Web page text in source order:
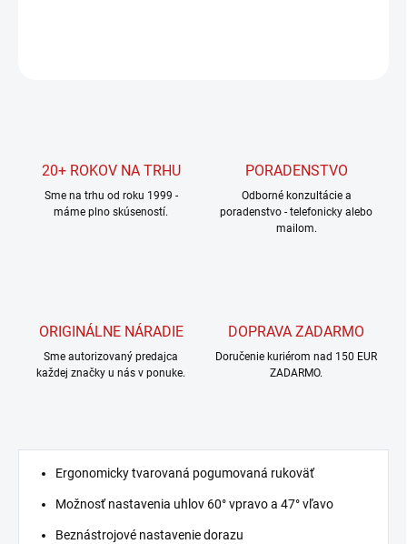
20+ ROKOV NA TRHU
Sme na trhu od roku 1999 -
máme plno skúseností.
PORADENSTVO
Odborné konzultácie a
poradenstvo - telefonicky alebo
mailom.
ORIGINÁLNE NÁRADIE
Sme autorizovaný predajca
každej značky u nás v ponuke.
DOPRAVA ZADARMO
Doručenie kuriérom nad 150 EUR
ZADARMO.
Ergonomicky tvarovaná pogumovaná rukoväť
Možnosť nastavenia uhlov 60° vpravo a 47° vľavo
Beznástrojové nastavenie dorazu